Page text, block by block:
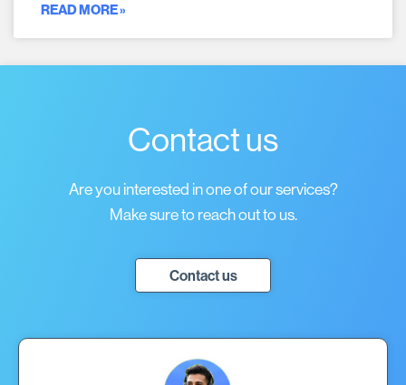
READ MORE »
Contact us
Are you interested in one of our services?
Make sure to reach out to us.
Contact us